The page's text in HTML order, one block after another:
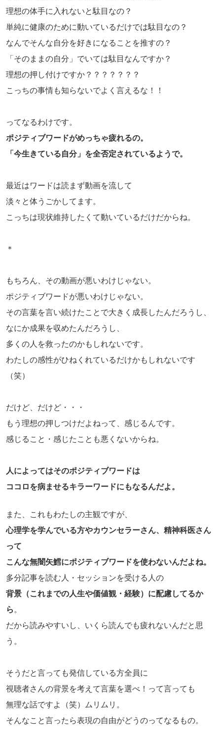
理想の体手に入れないと駄目なの？
単純に健康のために動いているだけでは駄目なの？
なんでそんな自分を好きになることを推すの？
「そのままの自分」でいては駄目なんですか？
理想の押し付けですか？？？？？？？
こっちの事情も知らないでよく言えるな！！
ってなるわけです。
ポジティブワードがめっちゃ疲れるの。
「今生きている自分」を全否定されているようで。
最近はワードは読まず動画を流して
淡々と体うごかしてます。
こっちは現状維持したくて動いているだけだからね。
＊
もちろん、その動画が悪いわけじゃない。
ポジティブワードが悪いわけじゃない。
その言葉を言い続けたことで大きく成長したんだろうし、
なにか成果を収めたんだろうし、
多くの人を救ったのかもしれないです。
わたしの感性がひねくれているだけかもしれないです
（笑）
だけど、だけど・・・
もう理想の押しつけだよねって、感じるんです。
感じること・感じたことも悪くないからね。
人によってはそのポジティブワードは
ココロを病ませるキラーワードにもなるんだよ。
また、これもわたしの主観ですが、
心理学を学んでいる方やカウンセラーさん、精神科医さん
って
こんな無闇矢鱈にポジティブワードを使わないんだよね。
多分記事を読む人・セッションを受ける人の
背景（これまでの人生や価値観・経験）に配慮してるか
ら 。
だから読みやすいし、いくら読んでも疲れないんだと思
う。
そうだと言っても発信している方全員に
視聴者さんの背景を考えて言葉を選べ！って言っても
無理な話ですよ（笑）ムリムリ。
そんなこと言ったら表現の自由がどうのってなるもの。